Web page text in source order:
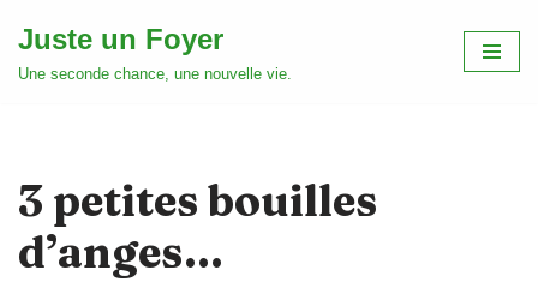
Aller
Juste un Foyer
Une seconde chance, une nouvelle vie.
3 petites bouilles
d’anges…